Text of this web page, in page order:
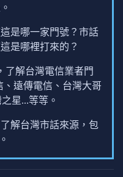
是哪一家門號？市話
是哪裡打來的？
了解台灣電信業者門
、遠傳電信、台灣大哥
星...等等。
解台灣市話來源，包